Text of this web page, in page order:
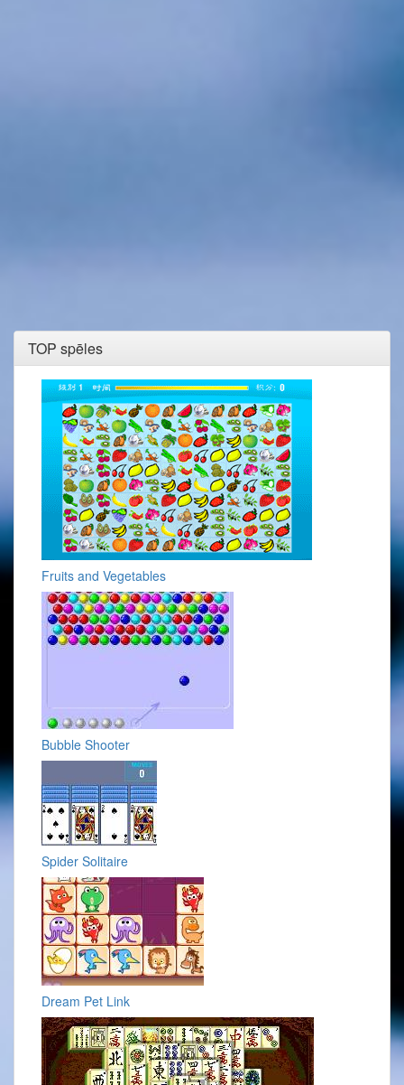
TOP spēles
Fruits and Vegetables
Bubble Shooter
Spider Solitaire
Dream Pet Link